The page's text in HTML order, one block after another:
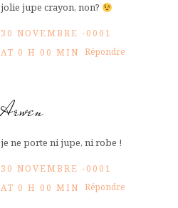
jolie jupe crayon, non?
30 NOVEMBRE -0001
AT 0 H 00 MIN Répondre
Arwen
je ne porte ni jupe, ni robe !
30 NOVEMBRE -0001
AT 0 H 00 MIN Répondre